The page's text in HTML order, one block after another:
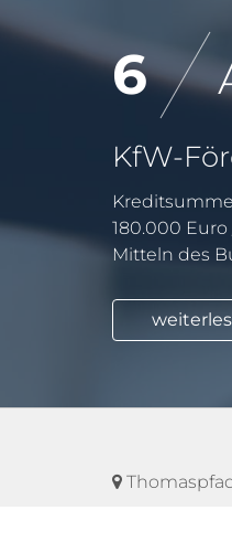
6
180.000
Mitteln des